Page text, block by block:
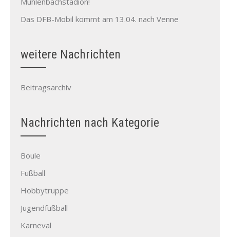
Das DFB-Mobil kommt am 13.04. nach Venne
weitere Nachrichten
Beitragsarchiv
Nachrichten nach Kategorie
Boule
Fußball
Hobbytruppe
Jugendfußball
Karneval